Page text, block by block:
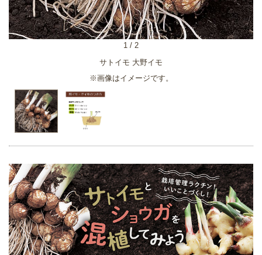
サトイモ 大野イモ
※画像はイメージです。
1 / 2